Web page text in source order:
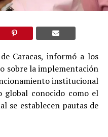
Caracas, informó a los
sobre la implementación
institucional
conocido como el
se establecen pautas de